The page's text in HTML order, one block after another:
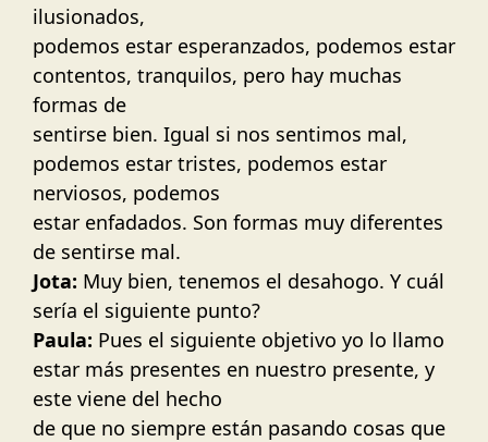
ilusionados,
podemos estar esperanzados, podemos estar
contentos, tranquilos, pero hay muchas
formas de
sentirse bien. Igual si nos sentimos mal,
podemos estar tristes, podemos estar
nerviosos, podemos
estar enfadados. Son formas muy diferentes
de sentirse mal.
Jota: Muy bien, tenemos el desahogo. Y cuál
sería el siguiente punto?
Paula: Pues el siguiente objetivo yo lo llamo
estar más presentes en nuestro presente, y
este viene del hecho
de que no siempre están pasando cosas que